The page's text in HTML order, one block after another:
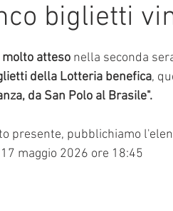
biglietti
su 5.
atteso nella seconda
della Lotteria benefica,
da San Polo al Brasile".
presente, pubblichiamo
maggio 2026 ore 18:45